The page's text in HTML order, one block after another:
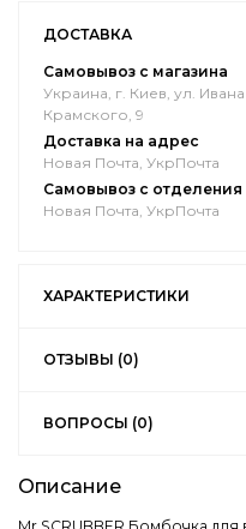
ДОСТАВКА
Самовывоз с магазина
Украина, г. Киев, ул. Ивана
Крамского, 9
Доставка на адрес
Новая Почта, УкрПочта
Самовывоз с отделения
Новая Почта, УкрПочта
ХАРАКТЕРИСТИКИ
ОТЗЫВЫ (0)
ВОПРОСЫ (0)
Описание